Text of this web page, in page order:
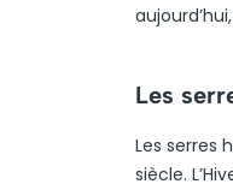
Les
Les serres
siècle.